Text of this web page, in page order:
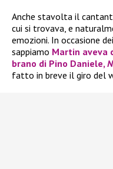
Anche stavolta il
cui si trovava, e
emozioni. In occasione
sappiamo Martin aveva
brano di Pino Daniele,
fatto in breve il giro del